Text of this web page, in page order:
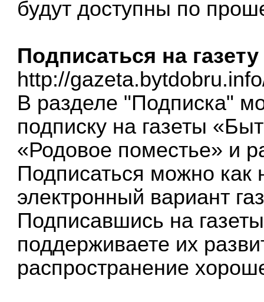
будут доступны по
Подписаться на газету
http://
В разделе "Подписка"
подписку на газеты
«Родовое поместье» и
Подписаться можно как
электронный вариант
Подписавшись на
поддерживаете их
распространение